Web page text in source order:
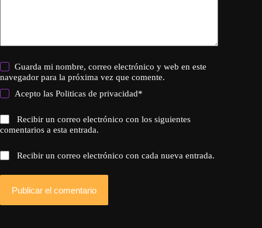
Guarda mi nombre, correo electrónico y web en este
navegador para la próxima vez que comente.
Acepto lasPoliticas de privacidad*
Recibir un correo electrónico con los siguientes
comentarios a esta entrada.
Recibir un correo electrónico con cada nueva entrada.
Publicar el comentario